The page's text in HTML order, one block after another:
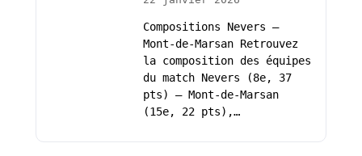
Compositions Nevers –
Mont-de-Marsan Retrouvez
la composition des équipes
du match Nevers (8e, 37
pts) – Mont-de-Marsan
(15e, 22 pts),…